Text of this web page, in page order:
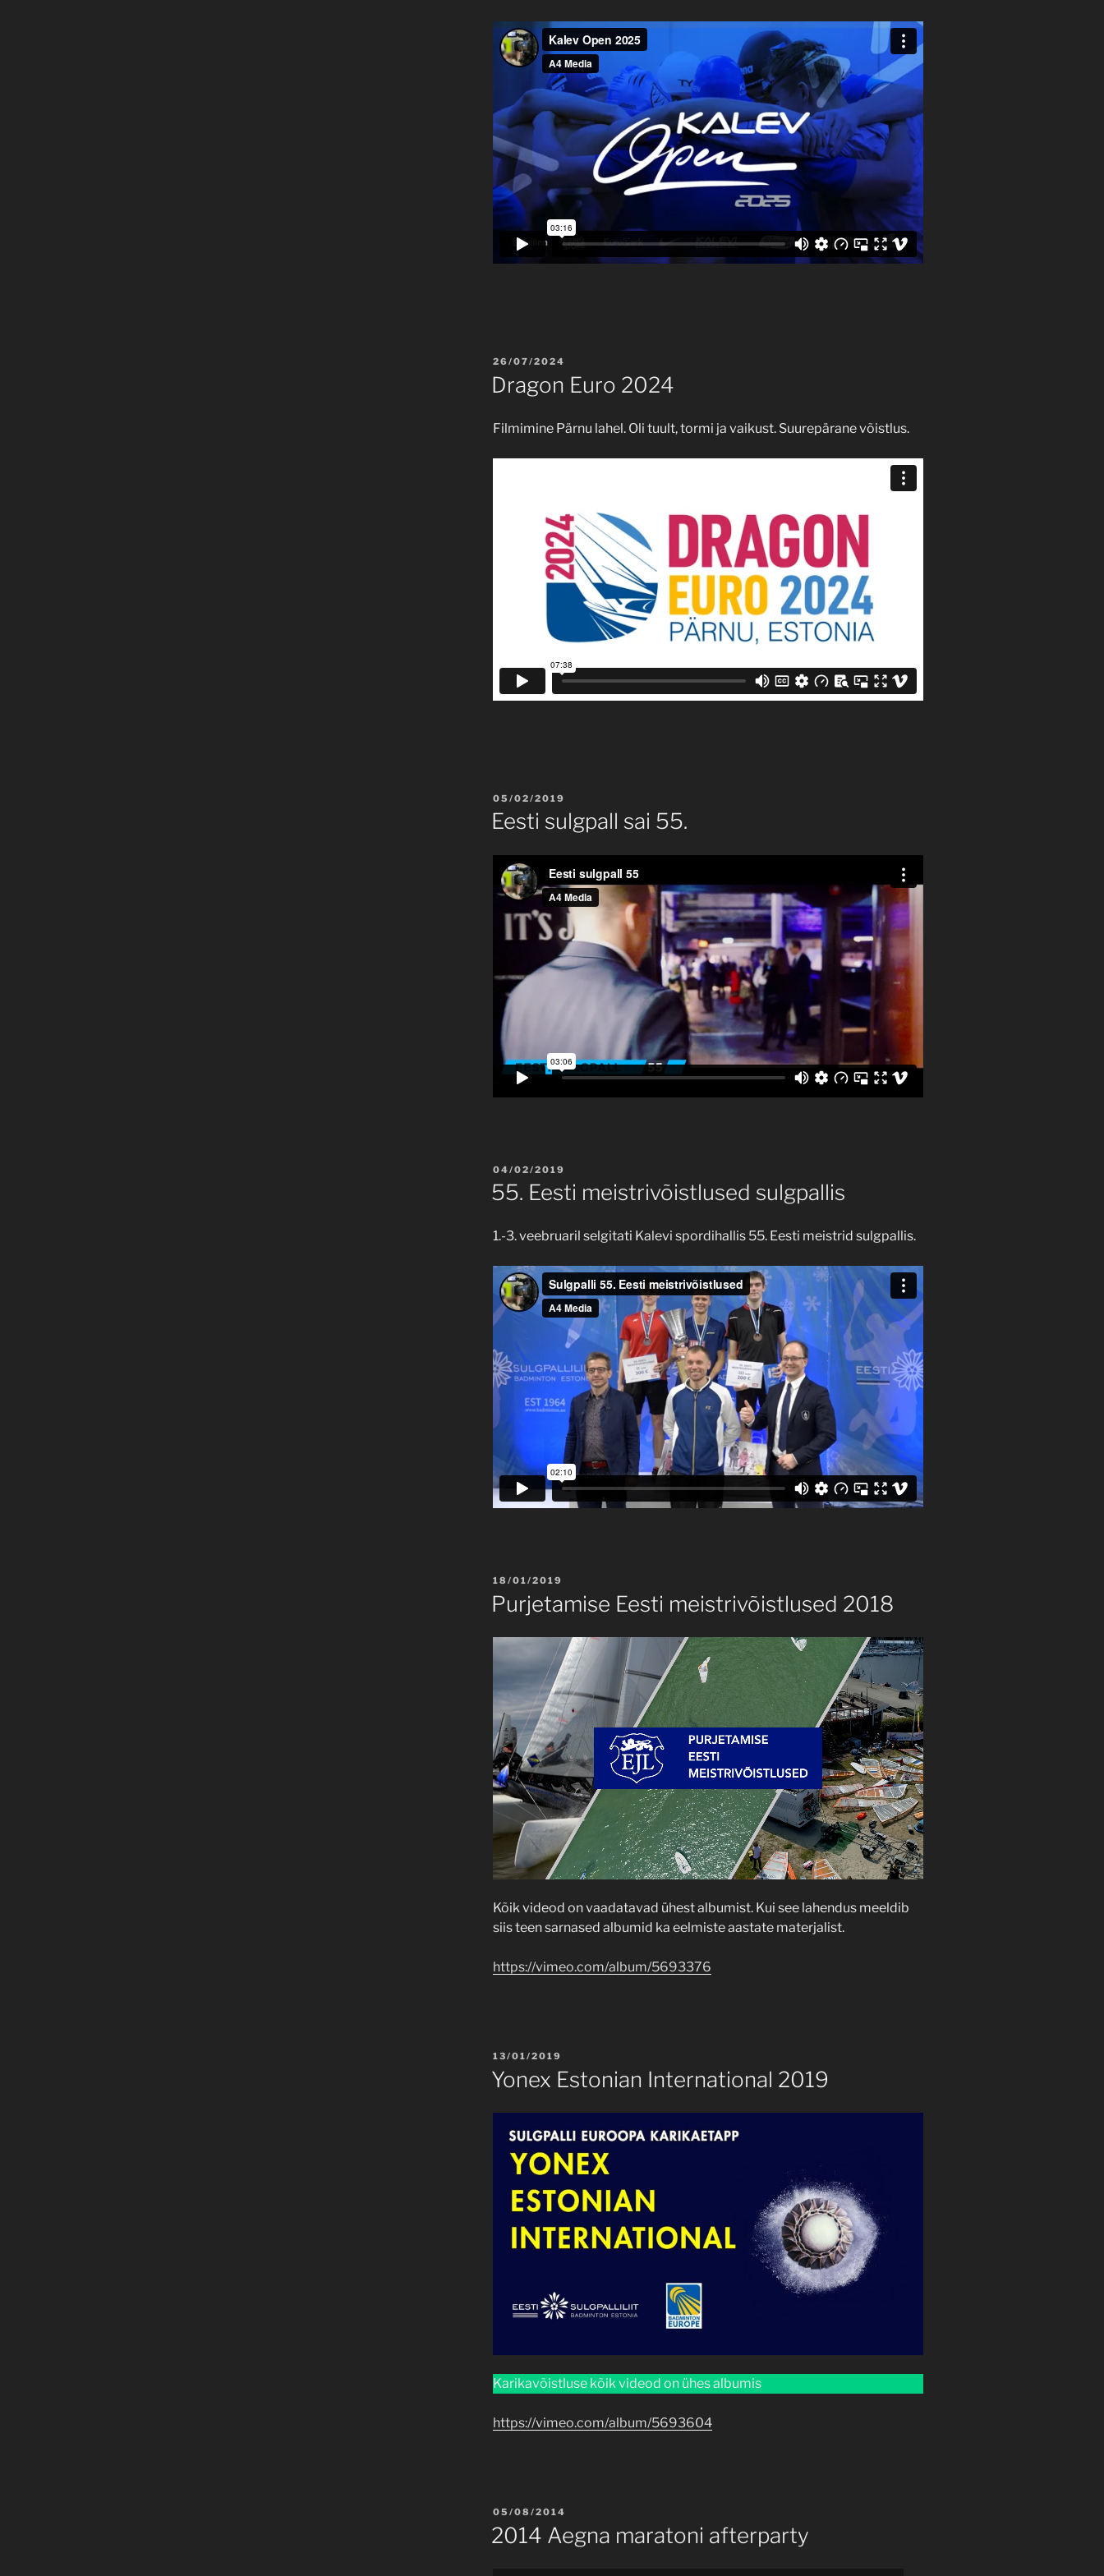
POSTED
ON
26/07/2024
Dragon Euro 2024
Filmimine Pärnu lahel. Oli tuult, tormi ja vaikust. Suurepärane võistlus.
POSTED
ON
05/02/2019
Eesti sulgpall sai 55.
POSTED
ON
04/02/2019
55. Eesti meistrivõistlused sulgpallis
1.-3. veebruaril selgitati Kalevi spordihallis 55. Eesti meistrid sulgpallis.
POSTED
ON
18/01/2019
Purjetamise Eesti meistrivõistlused 2018
Kõik videod on vaadatavad ühest albumist. Kui see lahendus meeldib
siis teen sarnased albumid ka eelmiste aastate materjalist.
https://vimeo.com/album/5693376
POSTED
ON
13/01/2019
Yonex Estonian International 2019
Karikavõistluse kõik videod on ühes albumis
https://vimeo.com/album/5693604
POSTED
ON
05/08/2014
2014 Aegna maratoni afterparty